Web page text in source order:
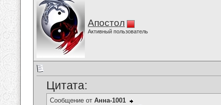
Апостол
Активный пользователь
Цитата:
Сообщение от Анна-1001